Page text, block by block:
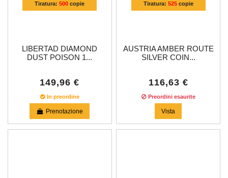
Tiratura:500 copie
LIBERTAD DIAMOND
DUST POISON 1...
149,96 €
In preordine
Prenotazione
Tiratura: 525copie
AUSTRIA AMBER ROUTE
SILVER COIN...
116,63 €
Preordini esaurite
Vista